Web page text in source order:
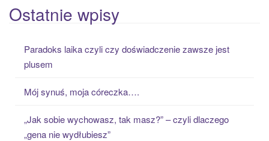
a
r
Ostatnie wpisy
Paradoks laika czyli czy doświadczenie zawsze jest
plusem
Mój synuś, moja córeczka….
„Jak sobie wychowasz, tak masz?” – czyli dlaczego
„gena nie wydłubiesz”